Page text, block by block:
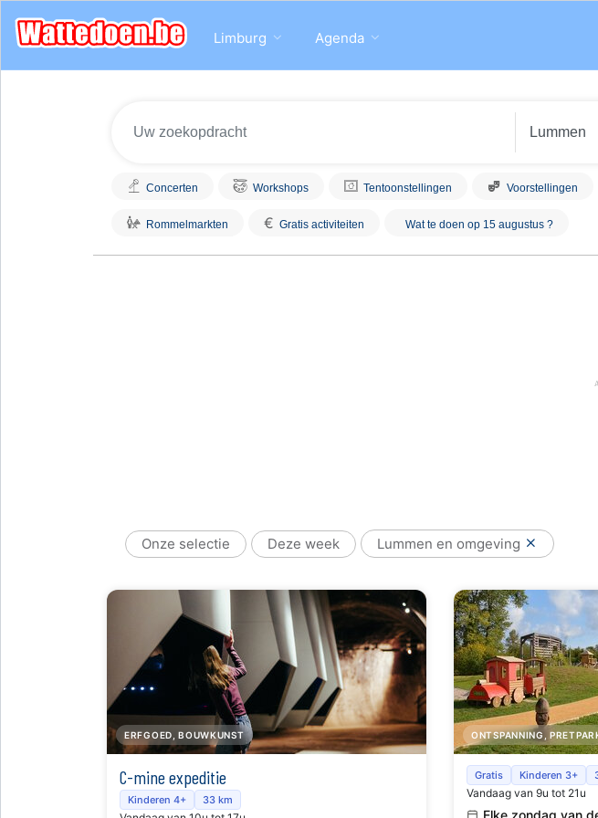
Limburg Agenda
Concerten Workshops Tentoonstellingen Voorstellingen
Rommelmarkten € Gratis activiteiten Wat te doen op 15 augustus ?
Onze selectie Deze week Lummen en omgeving
ERFGOED, BOUWKUNST
C-mine expeditie
Kinderen 4+ 33 km
ONTSPANNING,
Speelpark 'Site Klein
Gratis Kinderen 3+
Vandaag van 9u tot 21u
Elke zondag van